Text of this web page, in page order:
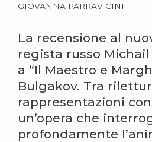
GIOVANNA PARRAVICINI
La recensione al
regista russo
a “Il Maestro e
Bulgakov. Tra
rappresentazioni
un’opera che
profondamente